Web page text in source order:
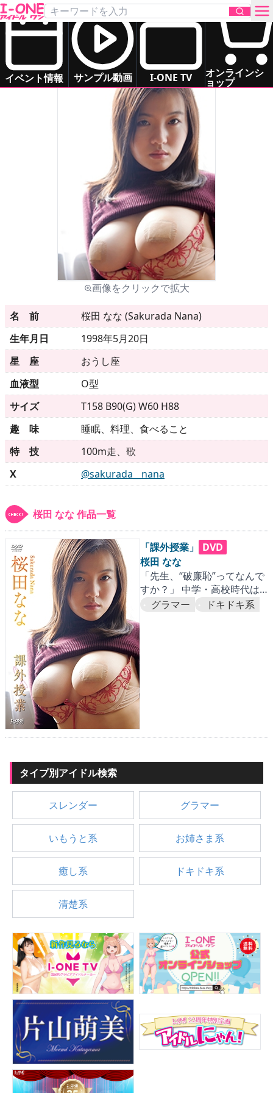
イベント情報 サンプル動画 I-ONE TV オンラインシ
ョップ
お問い合わせ
アイドル一覧
メニュー
▶発売中
▶新作
▶次回作
▶制作中
ご利用ガイド
▶ 更新情報
▶個人情報保護について
▶ よくあるご質問
▶会社概要
▶お問い合わせフォーム
桜田 ななSakurada Nana
ドキドキ系
画像をクリックで拡大
名 前
桜田 なな (Sakurada Nana)
生年月日
1998年5月20日
星 座
おうし座
血液型
O型
サイズ
T158 B90(G) W60 H88
趣 味
睡眠、料理、食べること
特 技
100m走、歌
X
@sakurada__nana
桜田 なな 作品一覧
「課外授業」
DVD
桜田 なな
「先生、“破廉恥”ってなんで
すか？」 中学・高校時代は
生徒会長を務めた優等生が
グラマー ドキドキ系
タイプ別アイドル検索
スレンダー グラマー
いもうと系 お姉さま系
癒し系 ドキドキ系
清楚系